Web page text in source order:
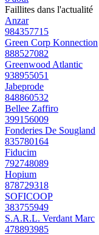
Faillites dans l'actualité
Anzar
984357715
Green Corp Konnection
888527082
Greenwood Atlantic
938955051
Jabeprode
848860532
Bellee Zaffiro
399156009
Fonderies De Sougland
835780164
Fiducim
792748089
Hopium
878729318
SOFICOOP
383755949
S.A.R.L. Verdant Marc
478893985